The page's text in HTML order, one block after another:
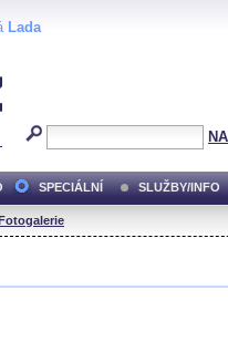
Lada
SPECIÁLNÍ SLUŽBY/INFO